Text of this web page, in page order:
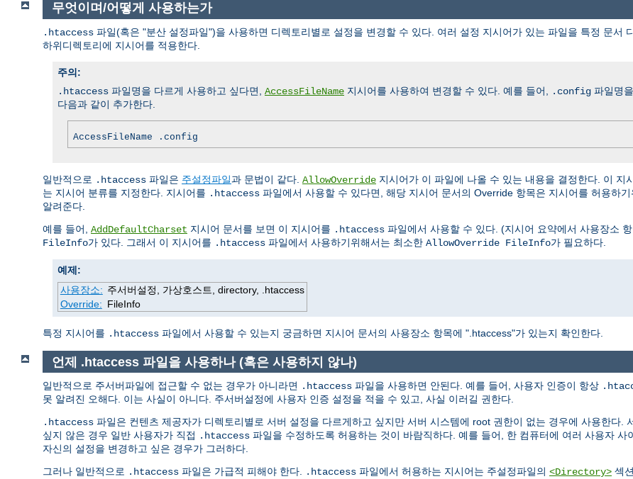
무엇이며/어떻게 사용하는가
.htaccess 파일(혹은 "분산 설정파일")을 사용하면 디렉토리별로 설정을 변경할 수 있다. 여러 설정 지시어가 있는 파일을 특정 문서
하위디렉토리에 지시어를 적용한다.
주의:
.htaccess 파일명을 다르게 사용하고 싶다면, AccessFileName 지시어를 사용하여 변경할 수 있다. 예를 들어, .config 파일명
다음과 같이 추가한다.
AccessFileName .config
일반적으로 .htaccess 파일은 주설정파일과 문법이 같다. AllowOverride 지시어가 이 파일에 나올 수 있는 내용을 결정한다. 이 지
는 지시어 분류를 지정한다. 지시어를 .htaccess 파일에서 사용할 수 있다면, 해당 지시어 문서의 Override 항목은 지시어를 허용하기
알려준다.
예를 들어, AddDefaultCharset 지시어 문서를 보면 이 지시어를 .htaccess 파일에서 사용할 수 있다. (지시어 요약에서 사용장소
FileInfo가 있다. 그래서 이 지시어를 .htaccess 파일에서 사용하기위해서는 최소한 AllowOverride FileInfo가 필요하다.
예제:
사용장소: 주서버설정, 가상호스트, directory, .htaccess
Override: FileInfo
특정 지시어를 .htaccess 파일에서 사용할 수 있는지 궁금하면 지시어 문서의 사용장소 항목에 ".htaccess"가 있는지 확인한다.
언제 .htaccess 파일을 사용하나 (혹은 사용하지 않나)
일반적으로 주서버파일에 접근할 수 없는 경우가 아니라면 .htaccess 파일을 사용하면 안된다. 예를 들어, 사용자 인증이 항상
못 알려진 오해다. 이는 사실이 아니다. 주서버설정에 사용자 인증 설정을 적을 수 있고, 사실 이러길 권한다.
.htaccess 파일은 컨텐츠 제공자가 디렉토리별로 서버 설정을 다르게하고 싶지만 서버 시스템에 root 권한이 없는 경우에 사용한다.
싶지 않은 경우 일반 사용자가 직접 .htaccess 파일을 수정하도록 허용하는 것이 바람직하다. 예를 들어, 한 컴퓨터에 여러 사용자 사
자신의 설정을 변경하고 싶은 경우가 그러하다.
그러나 일반적으로 .htaccess 파일은 가급적 피해야 한다. .htaccess 파일에서 허용하는 지시어는 주설정파일의 <Directory> 섹